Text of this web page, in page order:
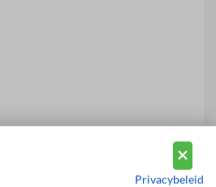
Privacybeleid